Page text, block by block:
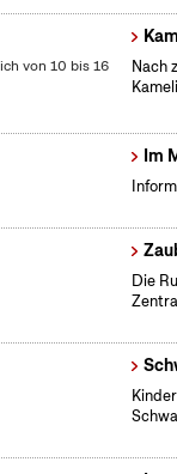
von 10 bis 16
Nach
Im
Die